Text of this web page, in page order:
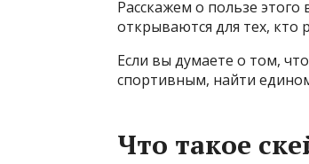
Расскажем о пользе
открываются для тех, кто
Если вы думаете о том,
спортивным, найти
Что такое